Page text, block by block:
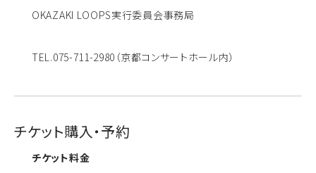
OKAZAKI LOOPS実行委員会事務局
TEL.075-711-2980（京都コンサートホール内）
チケット購入・予約
チケット料金